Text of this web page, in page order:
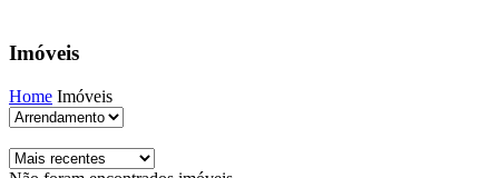
Imóveis
Home Imóveis